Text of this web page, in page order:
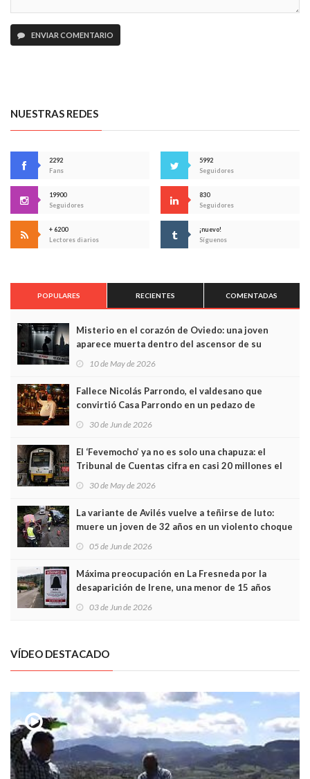
ENVIAR COMENTARIO
NUESTRAS REDES
2292
Fans
5992
Seguidores
19900
Seguidores
830
Seguidores
+ 6200
Lectores diarios
¡nuevo!
Síguenos
POPULARES RECIENTES COMENTADAS
Misterio en el corazón de Oviedo: una joven
aparece muerta dentro del ascensor de su
edificio y las cámaras captan sus últimos minutos
10 de May de 2026
Fallece Nicolás Parrondo, el valdesano que
convirtió Casa Parrondo en un pedazo de
Asturias en Madrid
30 de Jun de 2026
El ‘Fevemocho’ ya no es solo una chapuza: el
Tribunal de Cuentas cifra en casi 20 millones el
sobrecoste de los trenes que no cabían por los
30 de May de 2026
La variante de Avilés vuelve a teñirse de luto:
muere un joven de 32 años en un violento choque
frontal
05 de Jun de 2026
Máxima preocupación en La Fresneda por la
desaparición de Irene, una menor de 15 años
03 de Jun de 2026
VÍDEO DESTACADO